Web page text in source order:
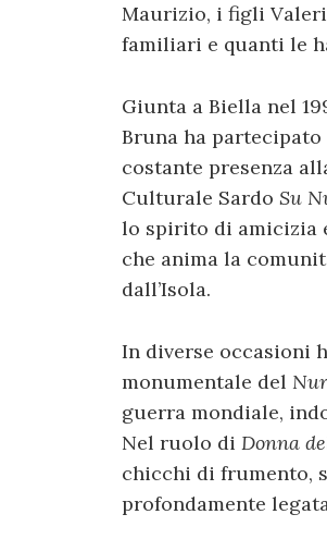
Maurizio, i figli
familiari e quanti le
Giunta a Biella nel
Bruna ha
costante presenza
Culturale Sardo Su
lo spirito di amicizia
che anima la
dall’Isola.
In diverse occasioni
monumentale del
guerra mondiale,
Nel ruolo di Donna
chicchi di frumento,
profondamente